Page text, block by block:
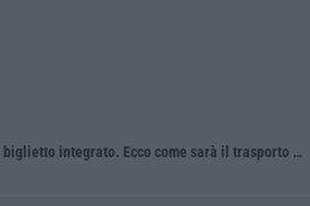
Una nuova agenzia, un unico bacino regionale e biglietto integrato. Ecco come sarà il trasporto pubblico locale in Calabria